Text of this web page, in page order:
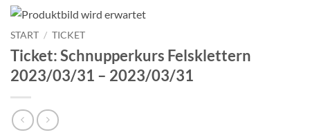
START / TICKET
Ticket: Schnupperkurs Felsklettern
2023/03/31 – 2023/03/31